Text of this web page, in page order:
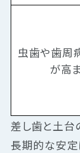
虫歯や歯周
が高
差し歯と土台
長期的な安定